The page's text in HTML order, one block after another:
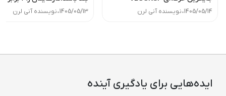
1405/05/14
•نویسنده آنی لرن
کنید!
1405/05/13
•نویسنده آنی لرن
ایده‌هایی برای یادگیری آینده